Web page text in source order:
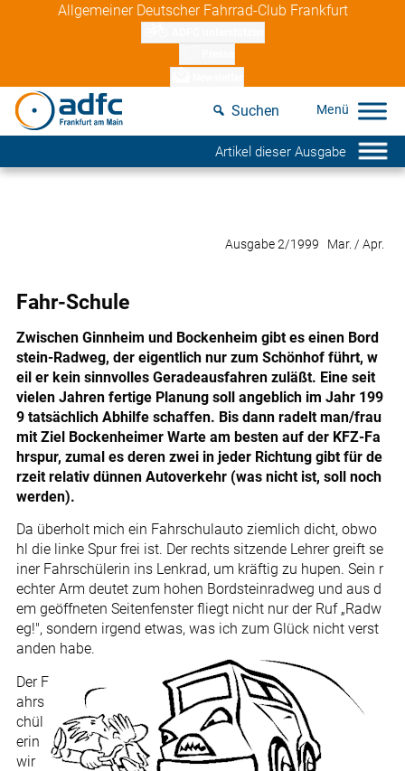
Allgemeiner Deutscher Fahrrad-Club Frankfurt
Suchen
Artikel dieser Ausgabe
Ausgabe 2/1999 Mar. / Apr.
Fahr-Schule
Zwischen Ginnheim und Bockenheim gibt es einen Bord
stein-Radweg, der eigentlich nur zum Schönhof führt, w
eil er kein sinnvolles Geradeausfahren zuläßt. Eine seit
vielen Jahren fertige Planung soll angeblich im Jahr 199
9 tatsächlich Abhilfe schaffen. Bis dann radelt man/frau
mit Ziel Bockenheimer Warte am besten auf der KFZ-Fa
hrspur, zumal es deren zwei in jeder Richtung gibt für de
rzeit relativ dünnen Autoverkehr (was nicht ist, soll noch
werden).
Da überholt mich ein Fahrschulauto ziemlich dicht, obwo
hl die linke Spur frei ist. Der rechts sitzende Lehrer greift se
iner Fahrschülerin ins Lenkrad, um kräftig zu hupen. Sein r
echter Arm deutet zum hohen Bordsteinradweg und aus d
em geöffneten Seitenfenster fliegt nicht nur der Ruf „Radw
eg!", sondern irgend etwas, was ich zum Glück nicht verst
anden habe.
Der F
ahrs
chül
erin
wir